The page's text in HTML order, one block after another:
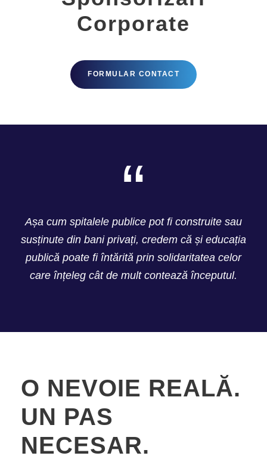
Corporate
FORMULAR CONTACT
“
Așa cum spitalele publice pot fi construite sau
susținute din bani privați, credem că și educația
publică poate fi întărită prin solidaritatea celor
care înțeleg cât de mult contează începutul.
O NEVOIE REALĂ.
UN PAS
NECESAR.